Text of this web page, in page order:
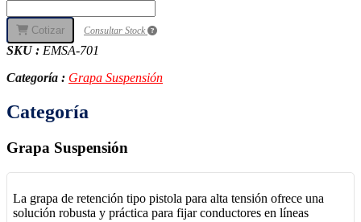
Cotizar Consultar Stock
SKU : EMSA-701
Categoría : Grapa Suspensión
Categoría
Grapa Suspensión
La grapa de retención tipo pistola para alta tensión ofrece una
solución robusta y práctica para fijar conductores en líneas